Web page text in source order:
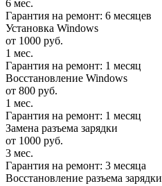
6 мес.
Гарантия на ремонт: 6 месяцев
Установка Windows
от 1000 руб.
1 мес.
Гарантия на ремонт: 1 месяц
Восстановление Windows
от 800 руб.
1 мес.
Гарантия на ремонт: 1 месяц
Замена разъема зарядки
от 1000 руб.
3 мес.
Гарантия на ремонт: 3 месяца
Восстановление разъема зарядки